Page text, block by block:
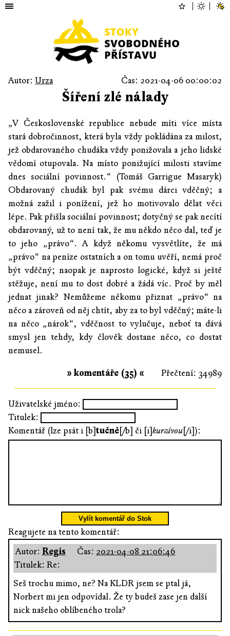
Autor: Urza Čas: 2021-04-06 00:00:02
Šíření zlé nálady
„V Československé republice nebude míti více místa
stará dobročinnost, která byla vždy pokládána za milost,
jež obdarovaného chudáka vždy ponižovala a jeho lidské
vědomí otupovala. Na místo ponižující milosti stavíme
dnes sociální povinnost.“ (Tomáš Garrigue Masaryk)
Obdarovaný chudák byl pak svému dárci vděčný; a
možná zažil i ponížení, jež ho motivovalo dělat věci
lépe. Pak přišla sociální povinnost; dotyčný se pak necítí
obdarovaný, už to není tak, že mu někdo něco dal, teď je
to jeho „právo“. A když někomu vysvětlíte, že má
„právo“ na peníze ostatních a on tomu uvěří, nemá proč
být vděčný; naopak je naprosto logické, když si ještě
stěžuje, není mu to dost dobré a žádá víc. Proč by měl
jednat jinak? Nemůžeme někomu přiznat „právo“ na
něco a zároveň od něj chtít, aby za to byl vděčný; máte-li
na něco „nárok“, vděčnost to vylučuje, neboť ta dává
smysl jen tehdy, kdy člověk dostane něco, co dostat
nemusel.
Přečtení: 34989
» komentáře (35) «
Uživatelské jméno:
Titulek:
Komentář (lze psát i [b]tučně[/b] či [i]kurzívou[/i]):
Vylít komentář do Stok
Reagujete na tento komentář:
Autor: Regis Čas: 2021-04-08 21:06:46
Titulek: Re:
Seš trochu mimo, ne? Na KLDR jsem se ptal já,
Norbert mi jen odpovídal. Že ty budeš zase jen další
nick našeho oblíbeného trola?